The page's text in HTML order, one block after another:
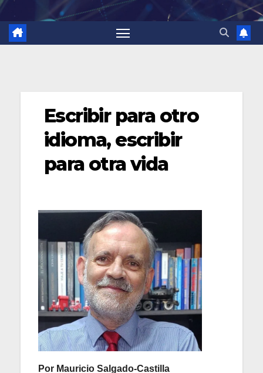
Escribir para otro
idioma, escribir
para otra vida
Por Mauricio Salgado-Castilla